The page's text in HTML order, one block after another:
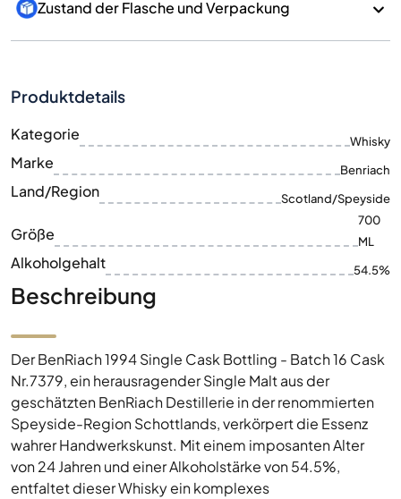
Zustand der Flasche und Verpackung
Produktdetails
Kategorie Whisky
Marke Benriach
Land/Region Scotland/Speyside
Größe
700
ML
Alkoholgehalt 54.5%
Beschreibung
Der BenRiach 1994 Single Cask Bottling - Batch 16 Cask
Nr.7379, ein herausragender Single Malt aus der
geschätzten BenRiach Destillerie in der renommierten
Speyside-Region Schottlands, verkörpert die Essenz
wahrer Handwerkskunst. Mit einem imposanten Alter
von 24 Jahren und einer Alkoholstärke von 54.5%,
entfaltet dieser Whisky ein komplexes